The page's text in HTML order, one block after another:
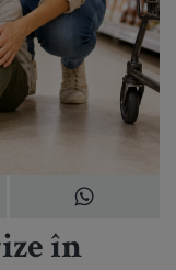
în